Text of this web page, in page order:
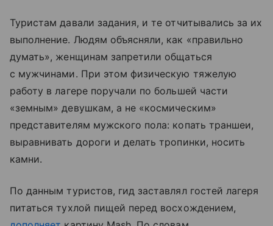
Туристам давали задания, и те отчитывались за их
выполнение. Людям объясняли, как «правильно
думать», женщинам запретили общаться
с мужчинами. При этом физическую тяжелую
работу в лагере поручали по большей части
«земным» девушкам, а не «космическим»
представителям мужского пола: копать траншеи,
выравнивать дороги и делать тропинки, носить
камни.
По данным туристов, гид заставлял гостей лагеря
питаться тухлой пищей перед восхождением,